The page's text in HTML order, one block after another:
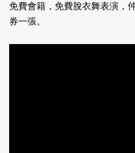
免費會籍，免費脫衣舞表演，
券一張。